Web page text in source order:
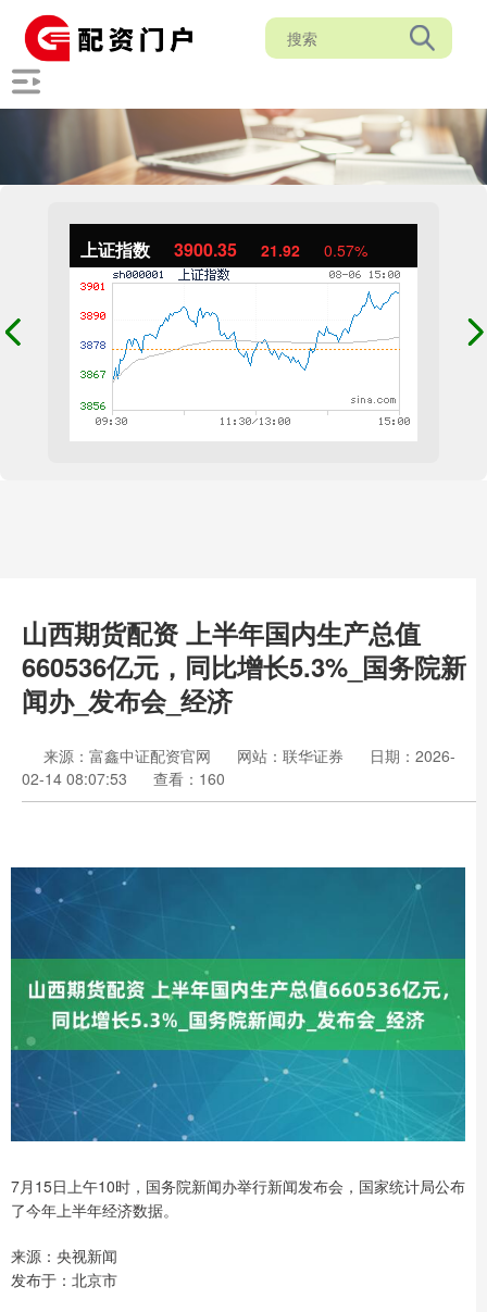
上证指数 3900.35 21.92 0.57%
山西期货配资 上半年国内生产总值
660536亿元，同比增长5.3%_国务院新
闻办_发布会_经济
来源：富鑫中证配资官网 网站：联华证券
日期：2026-
02-14 08:07:53
查看：160
7月15日上午10时，国务院新闻办举行新闻发布会，国家统计局公布
了今年上半年经济数据。
来源：央视新闻
发布于：北京市